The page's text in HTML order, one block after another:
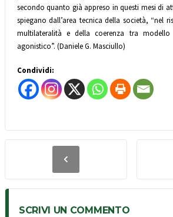
secondo quanto già appreso in questi mesi di
spiegano dall’area tecnica della società, “nel
multilateralità e della coerenza tra
agonistico”. (Daniele G. Masciullo)
Condividi:
SCRIVI UN COMMENTO